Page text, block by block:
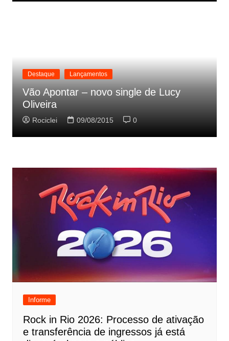
Destaque Lançamentos
Vão Apontar – novo single de Lucy
Oliveira
Rociclei 09/08/2015 0
Informe
Rock in Rio 2026: Processo de ativação
e transferência de ingressos já está